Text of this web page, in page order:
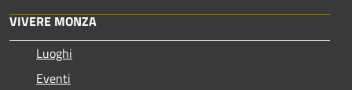
VIVERE MONZA
Luoghi
Eventi